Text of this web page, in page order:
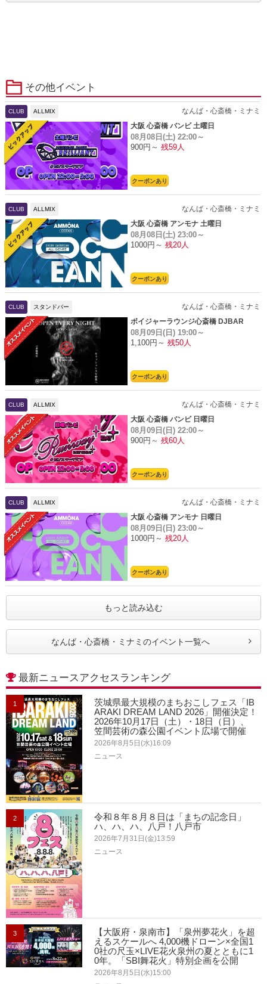
その他イベント
CLUB ALLMIX
なんば・心斎橋・ミナミ
大阪 心斎橋 バンビ 土曜日
08月08日(土) 22:00～
900円～ 残59人
クーポンあり
CLUB ALLMIX
なんば・心斎橋・ミナミ
大阪 心斎橋 アンモナ 土曜日
08月08日(土) 23:00～
1000円～ 残20人
クーポンあり
CLUB スタンドバー
なんば・心斎橋・ミナミ
ボイジャーラウンジ心斎橋 DJBAR
08月09日(日) 19:00～
1,100円～ 残50人
クーポンあり
CLUB ALLMIX
なんば・心斎橋・ミナミ
大阪 心斎橋 バンビ 日曜日
08月09日(日) 22:00～
900円～ 残60人
クーポンあり
CLUB ALLMIX
なんば・心斎橋・ミナミ
大阪 心斎橋 アンモナ 日曜日
08月09日(日) 23:00～
1000円～ 残20人
クーポンあり
もっと読み込む
なんば・心斎橋・ミナミのイベント一覧へ
最新ニュースアクセスランキング
1
茨城県最大規模のまちおこしフェス「IB
ARAKI DREAM LAND 2026」開催決定！
2026年10月17日（土）・18日（日）、
笠間芸術の森公園イベント広場で開催
2026年8月5日(水)16:09
ニュース
2
令和８年８月８日は「まちの記念日」
ハ、ハ、ハ、八戸！八戸市
2026年7月31日(金)13:59
ニュース
3
【大阪府・泉南市】「泉州夢花火」を超
えるスケールへ 4,000機ドローン×全国1
0社の尺玉×LIVE花火泉州の夏とともに1
0年。「SBI舞花火」特別企画を公開
2026年8月5日(水)15:00